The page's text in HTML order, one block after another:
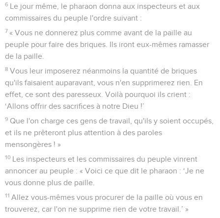
6 Le jour même, le pharaon donna aux inspecteurs et aux
commissaires du peuple l'ordre suivant :
7 « Vous ne donnerez plus comme avant de la paille au
peuple pour faire des briques. Ils iront eux-mêmes ramasser
de la paille.
8 Vous leur imposerez néanmoins la quantité de briques
qu'ils faisaient auparavant, vous n'en supprimerez rien. En
effet, ce sont des paresseux. Voilà pourquoi ils crient :
‘Allons offrir des sacrifices à notre Dieu !’
9 Que l'on charge ces gens de travail, qu'ils y soient occupés,
et ils ne prêteront plus attention à des paroles
mensongères ! »
10 Les inspecteurs et les commissaires du peuple vinrent
annoncer au peuple : « Voici ce que dit le pharaon : ‘Je ne
vous donne plus de paille.
11 Allez vous-mêmes vous procurer de la paille où vous en
trouverez, car l'on ne supprime rien de votre travail.’ »